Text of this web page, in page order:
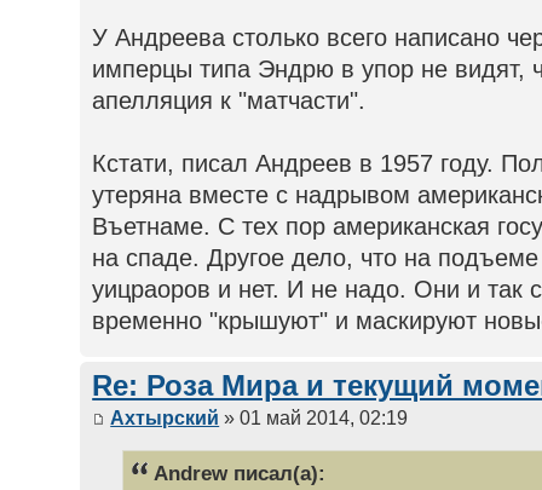
У Андреева столько всего написано
имперцы типа Эндрю в упор не видят,
апелляция к "матчасти".
Кстати, писал Андреев в 1957 году.
утеряна вместе с надрывом
Въетнаме. С тех пор американская
на спаде. Другое дело, что на
уицраоров и нет. И не надо. Они и так
временно "крышуют" и маскируют
Re: Роза Мира и текущий
Ахтырский » 01 май 2014, 02:19
Andrew писал(а):